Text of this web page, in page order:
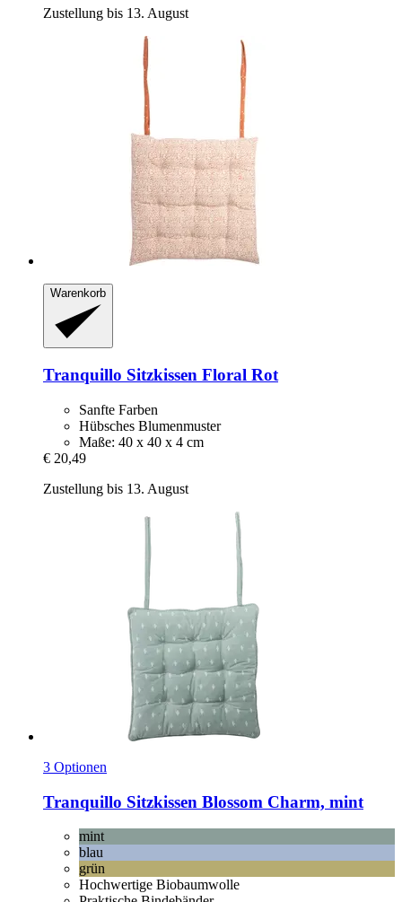
Zustellung bis 13. August
Warenkorb
Tranquillo Sitzkissen Floral Rot
Sanfte Farben
Hübsches Blumenmuster
Maße: 40 x 40 x 4 cm
€ 20,49
Zustellung bis 13. August
3 Optionen
Tranquillo Sitzkissen Blossom Charm, mint
mint
blau
grün
Hochwertige Biobaumwolle